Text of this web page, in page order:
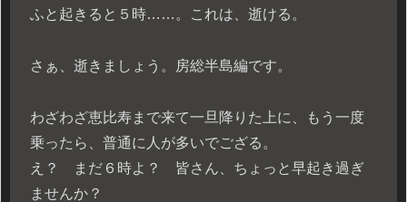
ふと起きると５時……。これは、逝ける。
さぁ、逝きましょう。房総半島編です。
わざわざ恵比寿まで来て一旦降りた上に、もう一度
乗ったら、普通に人が多いでござる。
え？ まだ６時よ？ 皆さん、ちょっと早起き過ぎ
ませんか？